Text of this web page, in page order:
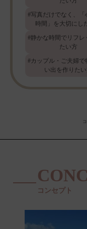
#写真だけでなく、「
時間」を大切にし
#静かな時間でリフレ
たい方
#カップル・ご夫婦で
い出を作りたい
コンセプト